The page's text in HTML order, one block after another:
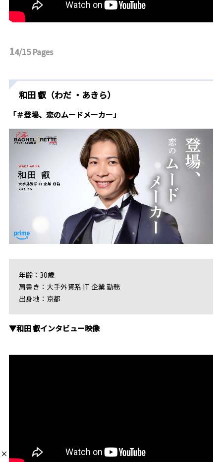
14/15Pages
和田 叡（わだ ・あきら）
「＃登場、恋のムードメーカー」
年齢：30歳
肩書き：大手外資系 IT 企業 勤務
出身地：京都
▼和田 叡インタビュー映像